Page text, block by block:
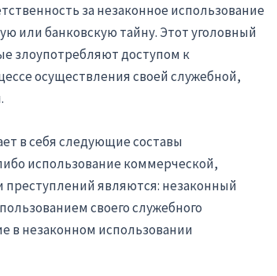
за незаконное использование
или банковскую тайну. Этот уголовный
злоупотребляют доступом к
осуществления своей служебной,
в себя следующие составы
использование коммерческой,
преступлений являются: незаконный
своего служебного
в незаконном использовании